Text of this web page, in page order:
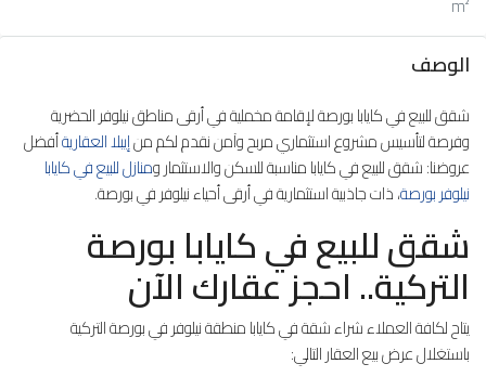
الوصف
شقق للبيع في كايابا بورصة لإقامة مخملية في أرقى مناطق نيلوفر الحضرية
وفرصة لتأسيس مشروع استثماري مربح وآمن نقدم لكم منإيبلا العقاريةأفضل
عروضنا: شقق للبيع في كايابا مناسبة للسكن والاستثمار ومنازل للبيع في كايابا
نيلوفر بورصة، ذات جاذبية استثمارية في أرقى أحياء نيلوفر في بورصة.
شقق للبيع في كايابا بورصة
التركية.. احجز عقارك الآن
يتاح لكافة العملاء شراء شقة في كايابا منطقة نيلوفر في بورصة التركية
باستغلال عرض بيع العقار التالي: